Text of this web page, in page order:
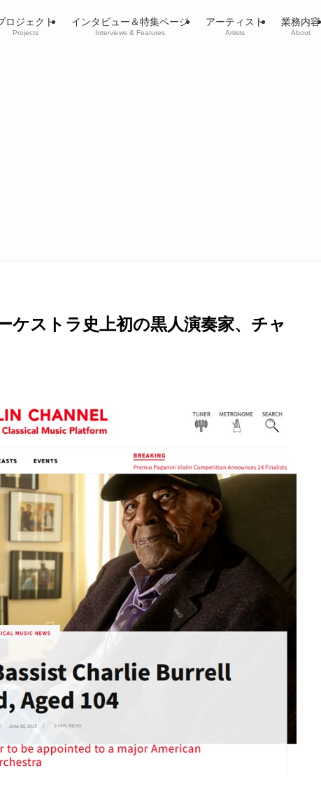
ロジェクト
Projects
インタビュー＆特集ページ
Interviews & Features
アーティスト
Artists
業務内容
About
ケストラ史上初の黒人演奏家、チャ